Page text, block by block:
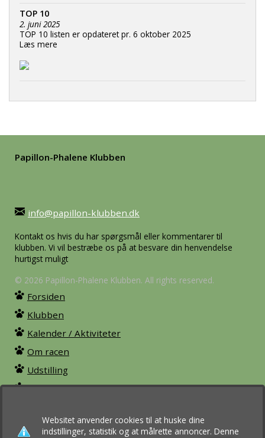
TOP 10
2. juni 2025
TOP 10 listen er opdateret pr. 6 oktober 2025
Læs mere
Papillon-Phalene Klubben
info@papillon-klubben.dk
Kontakt os hvis du har spørgsmål eller kommentarer til
klubben. Vi vil bestræbe os på at besvare din henvendelse
hurtigst muligt
© 2026 Papillon-Phalene Klubben. All rights reserved.
Forsiden
Klubben
Kalender / Aktiviteter
Om racen
Udstilling
For medlemmer
Websitet anvender cookies til at huske dine
indstillinger, statistik og at målrette annoncer. Denne